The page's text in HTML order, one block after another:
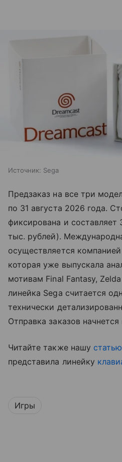
Источник: Sega
Предзаказ на все три
по 31 августа 2026 года.
фиксирована и составляет
тыс. рублей).
осуществляется
которая уже выпускала
мотивам Final Fantasy,
линейка Sega считается
технически
Отправка заказов
Читайте также нашу статью
представила линейку
Игры